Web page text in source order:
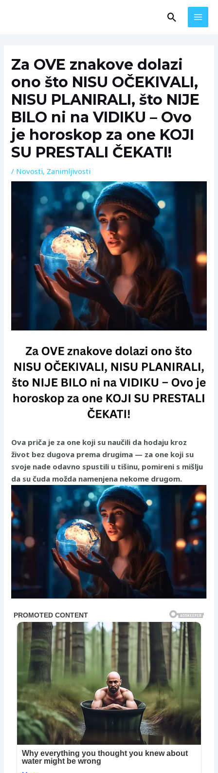
Search
Za OVE znakove dolazi
ono što NISU OČEKIVALI,
NISU PLANIRALI, što NIJE
BILO ni na VIDIKU – Ovo
je horoskop za one KOJI
SU PRESTALI ČEKATI!
/ Novosti, Zanimljivosti
Ova priča je za one koji su naučili da hodaju kroz
život bez dugova prema drugima — za one koji su
svoje nade odavno spustili u tišinu, pomireni s mišlju
da su čuda možda namenjena nekome drugom.